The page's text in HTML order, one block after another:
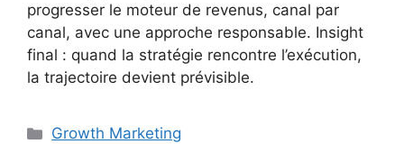
progresser le moteur de revenus, canal par
canal, avec une approche responsable. Insight
final : quand la stratégie rencontre l’exécution,
la trajectoire devient prévisible.
Catégories
Growth Marketing